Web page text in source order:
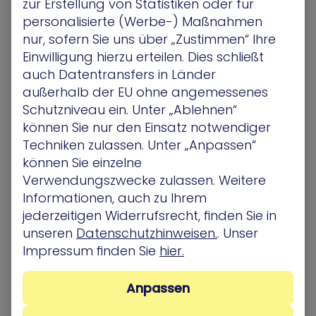
Ressourcen
CTEM: Ein moderner Ansatz für kontinuierliches
Bedrohungsmanagement
In einer Zeit, in der Cyberbedrohungen ständig
zunehmen und immer komplexer werden,
benötigen Unternehmen einen dynamischen
Ansatz, um ihre Sicherheitslage…
Ressourcen
4-Schritte-Ansatz zur Identifizierung und
Absicherung geschäftskritischer Assets: Ein
zur Erstellung von Statistiken oder für
personalisierte (Werbe-) Maßnahmen
nur, sofern Sie uns über „Zustimmen“ Ihre
Einwilligung hierzu erteilen. Dies schließt
auch Datentransfers in Länder
außerhalb der EU ohne angemessenes
Schutzniveau ein. Unter „Ablehnen“
können Sie nur den Einsatz notwendiger
Techniken zulassen. Unter „Anpassen“
können Sie einzelne
Verwendungszwecke zulassen. Weitere
Informationen, auch zu Ihrem
jederzeitigen Widerrufsrecht, finden Sie in
unseren Datenschutzhinweisen.. Unser
Impressum finden Sie hier.
Anpassen